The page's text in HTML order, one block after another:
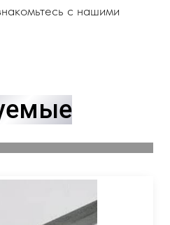
с нашими